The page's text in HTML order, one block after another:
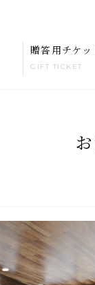
贈答用チケッ
GIFT TICKET